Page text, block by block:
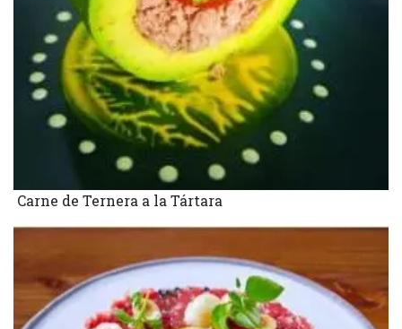
Carne de Ternera a la Tártara